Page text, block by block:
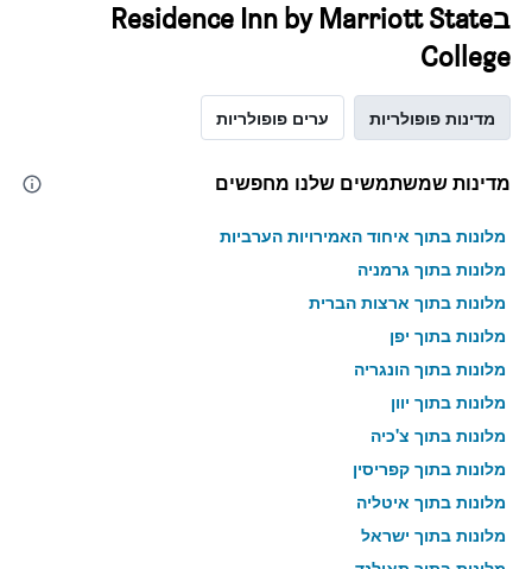
בResidence Inn by Marriott State
College
מדינות פופולריות ערים פופולריות
מדינות שמשתמשים שלנו מחפשים
מלונות בתוך איחוד האמירויות הערביות
מלונות בתוך גרמניה
מלונות בתוך ארצות הברית
מלונות בתוך יפן
מלונות בתוך הונגריה
מלונות בתוך יוון
מלונות בתוך צ'כיה
מלונות בתוך קפריסין
מלונות בתוך איטליה
מלונות בתוך ישראל